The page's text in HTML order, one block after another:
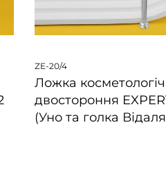
ZE-20/4
Ложка
двостороння
(Уно та голка